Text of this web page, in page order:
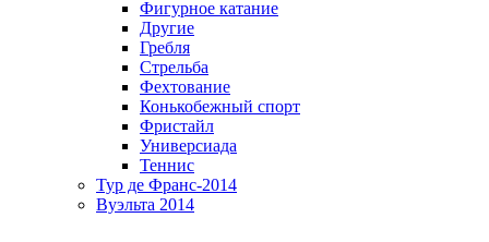
Фигурное катание
Другие
Гребля
Стрельба
Фехтование
Конькобежный спорт
Фристайл
Универсиада
Теннис
Тур де Франс-2014
Вуэльта 2014